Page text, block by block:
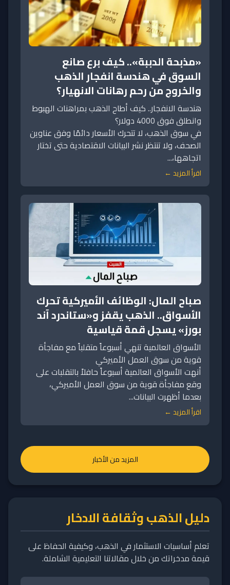
«مذبحة الدببة».. كيف برع صانع
السوق في هندسة انفجار الذهب
والخروج من رحم رهانات الانهيار؟
هندسة الانفجار.. كيف أطاح الذهب بمراهنات الهبوط
وانطلق فوق 4000 دولار؟
في سوق الذهب، لا تتحرك الأسعار دائمًا وفق عناوين
الصحف، ولا تنتظر نشر البيانات الاقتصادية حتى تختار
اتجاهها،...
اقرأ المزيد ←
صباح المال: الوظائف الأميركية تحرك
الأسواق.. الذهب يقفز و«ستاندرد آند
بورز» يسجل قمة قياسية
الأسواق العالمية تنهي أسبوعاً متقلباً مع مفاجأة
قوية من سوق العمل الأميركي
أنهت الأسواق العالمية أسبوعاً حافلاً بالتقلبات على
وقع مفاجأة قوية من سوق العمل الأميركي،
بعدما أظهرت البيانات...
اقرأ المزيد ←
المزيد من الأخبار
دليل الذهب وثقافة الادخار
تعلم أساسيات الاستثمار في الذهب، وكيفية الحفاظ على
قيمة مدخراتك من خلال مقالاتنا التعليمية الشاملة.